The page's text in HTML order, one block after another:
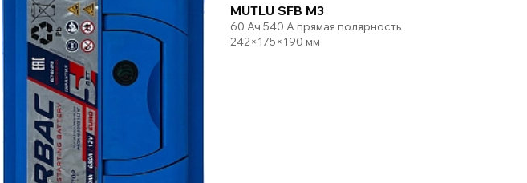
MUTLU SFB M3
60 Ач 540 А прямая полярность
242×175×190 мм